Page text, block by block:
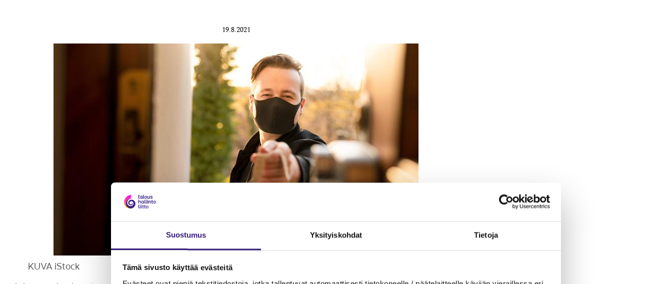
Suostumus Yksityiskohdat Tietoja
Tämä sivusto käyttää evästeitä
19.8.2021
KUVA iStock